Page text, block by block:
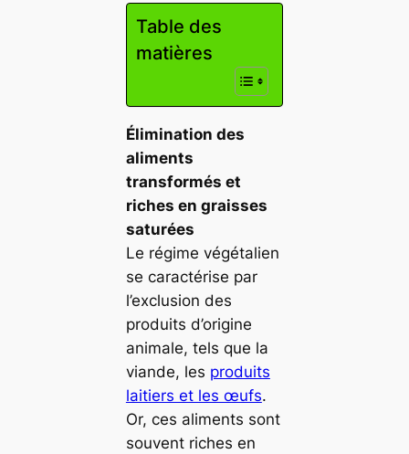
Table des
matières
Élimination des
aliments
transformés et
riches en graisses
saturées
Le régime végétalien
se caractérise par
l’exclusion des
produits d’origine
animale, tels que la
viande, les produits
laitiers et les œufs.
Or, ces aliments sont
souvent riches en